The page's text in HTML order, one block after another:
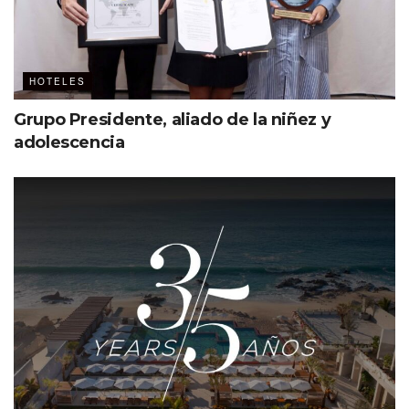
Una combinación de lujo, aventura y
confort en Whistler
ElFour Seasons Whistlerno solo es conocido por su
atención a los detalles, sino también por su capacidad de
HOTELES
Grupo Presidente, aliado de la niñez y
adolescencia